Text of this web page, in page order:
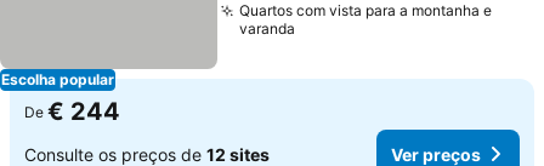
Escolha popular
Quartos com vista para a montanha e
varanda
De € 244
Consulte os preços de 12 sites Ver preços